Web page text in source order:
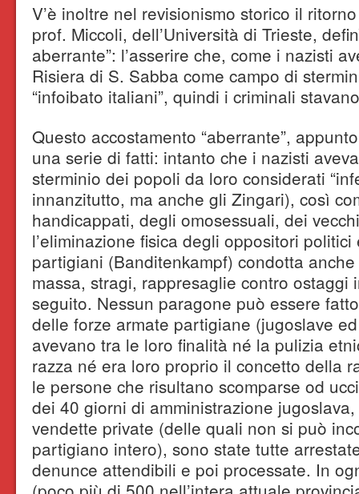
V’è inoltre nel revisionismo storico il
prof. Miccoli, dell’Università di Trieste,
aberrante”: l’asserire che, come i nazisti
Risiera di S. Sabba come campo di
“infoibato italiani”, quindi i criminali
Questo accostamento “aberrante”,
una serie di fatti: intanto che i nazisti
sterminio dei popoli da loro considerati
innanzitutto, ma anche gli Zingari), così
handicappati, degli omosessuali, dei
l’eliminazione fisica degli oppositori
partigiani (Banditenkampf) condotta
massa, stragi, rappresaglie contro ostaggi
seguito. Nessun paragone può essere
delle forze armate partigiane (jugoslave
avevano tra le loro finalità né la pulizia
razza né era loro proprio il concetto della
le persone che risultano scomparse od
dei 40 giorni di amministrazione
vendette private (delle quali non si può
partigiano intero), sono state tutte
denunce attendibili e poi processate. In